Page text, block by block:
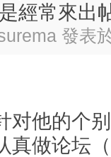
經常來出
發表
对他的个
真做论坛